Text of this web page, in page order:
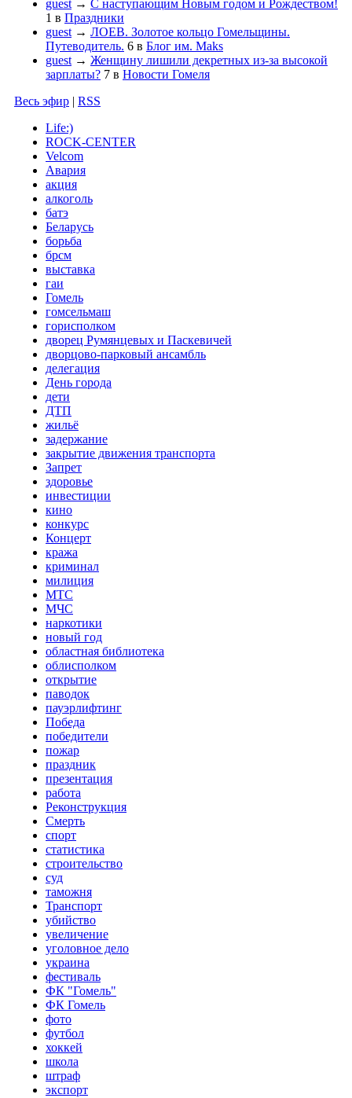
guest → С наступающим Новым годом и Рождеством!
1 в Праздники
guest → ЛОЕВ. Золотое кольцо Гомельщины.
Путеводитель. 6 в Блог им. Maks
guest → Женщину лишили декретных из-за высокой
зарплаты? 7 в Новости Гомеля
Весь эфир | RSS
Life:)
ROCK-CENTER
Velcom
Авария
акция
алкоголь
батэ
Беларусь
борьба
брсм
выставка
гаи
Гомель
гомсельмаш
горисполком
дворец Румянцевых и Паскевичей
дворцово-парковый ансамбль
делегация
День города
дети
ДТП
жильё
задержание
закрытие движения транспорта
Запрет
здоровье
инвестиции
кино
конкурс
Концерт
кража
криминал
милиция
МТС
МЧС
наркотики
новый год
областная библиотека
облисполком
открытие
паводок
пауэрлифтинг
Победа
победители
пожар
праздник
презентация
работа
Реконструкция
Смерть
спорт
статистика
строительство
суд
таможня
Транспорт
убийство
увеличение
уголовное дело
украина
фестиваль
ФК "Гомель"
ФК Гомель
фото
футбол
хоккей
школа
штраф
экспорт